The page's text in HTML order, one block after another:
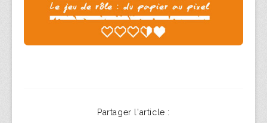
Partager l'article :